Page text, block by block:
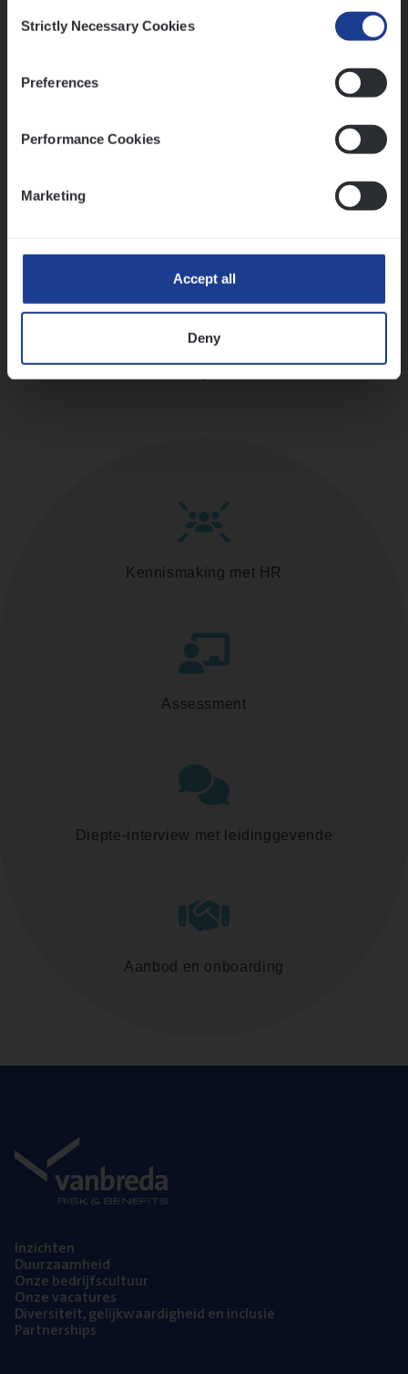
Selection
Strictly Necessary Cookies
Preferences
Performance Cookies
Marketing
Accept all
Deny
Vorige Volgende
Mathias houdt van diepgaande dossiers én droge
Thalia zoekt graag oplossingen, in games én op het
Ons sollicitatieproces
Kennismaking met HR
Assessment
Diepte-interview met leidinggevende
Aanbod en onboarding
Inzich­ten
Duur­zaam­heid
Onze bedrijfs­cul­tuur
Onze vaca­tu­res
Diver­si­teit, gelijk­waar­dig­heid en inclusie
Part­ner­ships